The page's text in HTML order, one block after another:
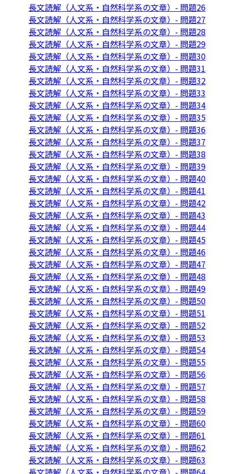
長文読解（人文系・自然科学系の文章）- 問題26
長文読解（人文系・自然科学系の文章）- 問題27
長文読解（人文系・自然科学系の文章）- 問題28
長文読解（人文系・自然科学系の文章）- 問題29
長文読解（人文系・自然科学系の文章）- 問題30
長文読解（人文系・自然科学系の文章）- 問題31
長文読解（人文系・自然科学系の文章）- 問題32
長文読解（人文系・自然科学系の文章）- 問題33
長文読解（人文系・自然科学系の文章）- 問題34
長文読解（人文系・自然科学系の文章）- 問題35
長文読解（人文系・自然科学系の文章）- 問題36
長文読解（人文系・自然科学系の文章）- 問題37
長文読解（人文系・自然科学系の文章）- 問題38
長文読解（人文系・自然科学系の文章）- 問題39
長文読解（人文系・自然科学系の文章）- 問題40
長文読解（人文系・自然科学系の文章）- 問題41
長文読解（人文系・自然科学系の文章）- 問題42
長文読解（人文系・自然科学系の文章）- 問題43
長文読解（人文系・自然科学系の文章）- 問題44
長文読解（人文系・自然科学系の文章）- 問題45
長文読解（人文系・自然科学系の文章）- 問題46
長文読解（人文系・自然科学系の文章）- 問題47
長文読解（人文系・自然科学系の文章）- 問題48
長文読解（人文系・自然科学系の文章）- 問題49
長文読解（人文系・自然科学系の文章）- 問題50
長文読解（人文系・自然科学系の文章）- 問題51
長文読解（人文系・自然科学系の文章）- 問題52
長文読解（人文系・自然科学系の文章）- 問題53
長文読解（人文系・自然科学系の文章）- 問題54
長文読解（人文系・自然科学系の文章）- 問題55
長文読解（人文系・自然科学系の文章）- 問題56
長文読解（人文系・自然科学系の文章）- 問題57
長文読解（人文系・自然科学系の文章）- 問題58
長文読解（人文系・自然科学系の文章）- 問題59
長文読解（人文系・自然科学系の文章）- 問題60
長文読解（人文系・自然科学系の文章）- 問題61
長文読解（人文系・自然科学系の文章）- 問題62
長文読解（人文系・自然科学系の文章）- 問題63